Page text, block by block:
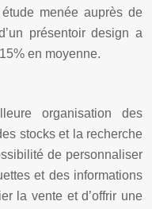
menée auprès de
présentoir design a
en moyenne.
organisation des
stocks et la recherche
de personnaliser
et des informations
la vente et d’offrir une